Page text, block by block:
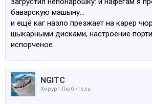
баварскую машыну...
и ещё каг назло презжает на карер
шыкарными дисками, настроение
испорченое.
NGITC
Хирург-Любитель